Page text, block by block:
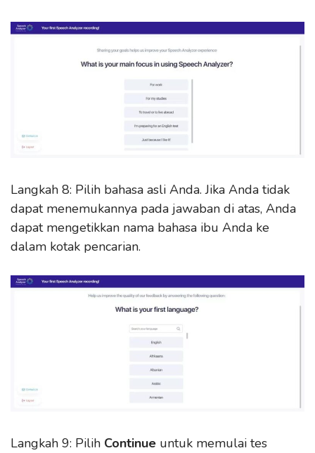
Langkah 8: Pilih bahasa asli Anda. Jika Anda tidak
dapat menemukannya pada jawaban di atas, Anda
dapat mengetikkan nama bahasa ibu Anda ke
dalam kotak pencarian.
Langkah 9: Pilih Continue untuk memulai tes